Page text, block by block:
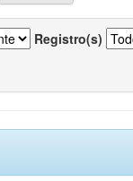
Registro(s)